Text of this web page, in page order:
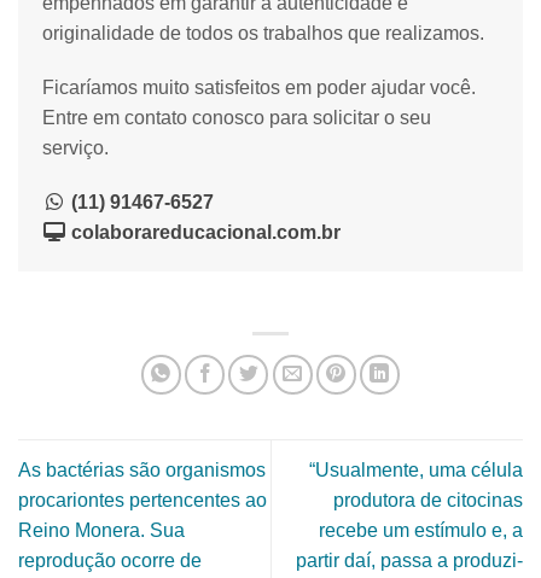
originalidade de todos os trabalhos que realizamos.
Ficaríamos muito satisfeitos em poder ajudar você.
Entre em contato conosco para solicitar o seu
serviço.
(11) 91467-6527
colaborareducacional.com.br
As bactérias são organismos
procariontes pertencentes ao
Reino Monera. Sua
reprodução ocorre de
“Usualmente, uma célula
produtora de citocinas
recebe um estímulo e, a
partir daí, passa a produzi-